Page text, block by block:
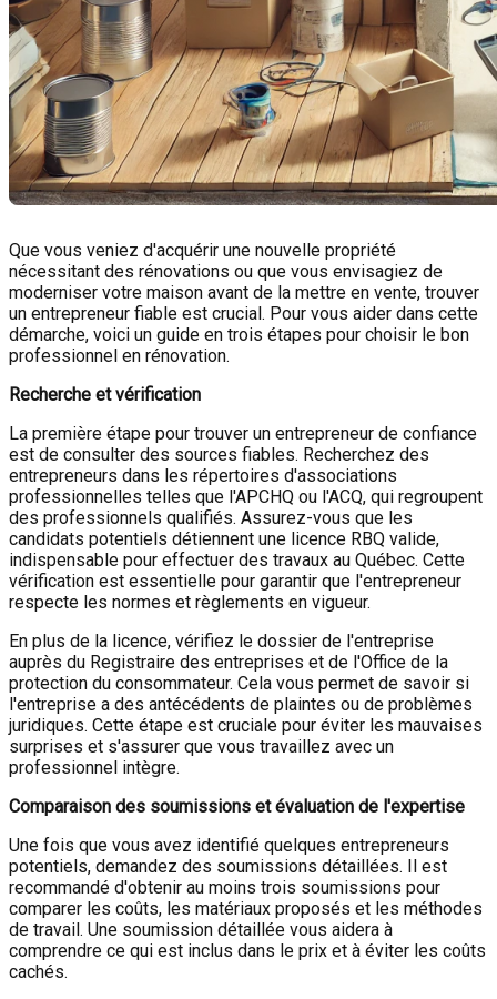
Que vous veniez d'acquérir une nouvelle propriété
nécessitant des rénovations ou que vous envisagiez de
moderniser votre maison avant de la mettre en vente, trouver
un entrepreneur fiable est crucial. Pour vous aider dans cette
démarche, voici un guide en trois étapes pour choisir le bon
professionnel en rénovation.
Recherche et vérification
La première étape pour trouver un entrepreneur de confiance
est de consulter des sources fiables. Recherchez des
entrepreneurs dans les répertoires d'associations
professionnelles telles que l'APCHQ ou l'ACQ, qui regroupent
des professionnels qualifiés. Assurez-vous que les
candidats potentiels détiennent une licence RBQ valide,
indispensable pour effectuer des travaux au Québec. Cette
vérification est essentielle pour garantir que l'entrepreneur
respecte les normes et règlements en vigueur.
En plus de la licence, vérifiez le dossier de l'entreprise
auprès du Registraire des entreprises et de l'Office de la
protection du consommateur. Cela vous permet de savoir si
l'entreprise a des antécédents de plaintes ou de problèmes
juridiques. Cette étape est cruciale pour éviter les mauvaises
surprises et s'assurer que vous travaillez avec un
professionnel intègre.
Comparaison des soumissions et évaluation de l'expertise
Une fois que vous avez identifié quelques entrepreneurs
potentiels, demandez des soumissions détaillées. Il est
recommandé d'obtenir au moins trois soumissions pour
comparer les coûts, les matériaux proposés et les méthodes
de travail. Une soumission détaillée vous aidera à
comprendre ce qui est inclus dans le prix et à éviter les coûts
cachés.